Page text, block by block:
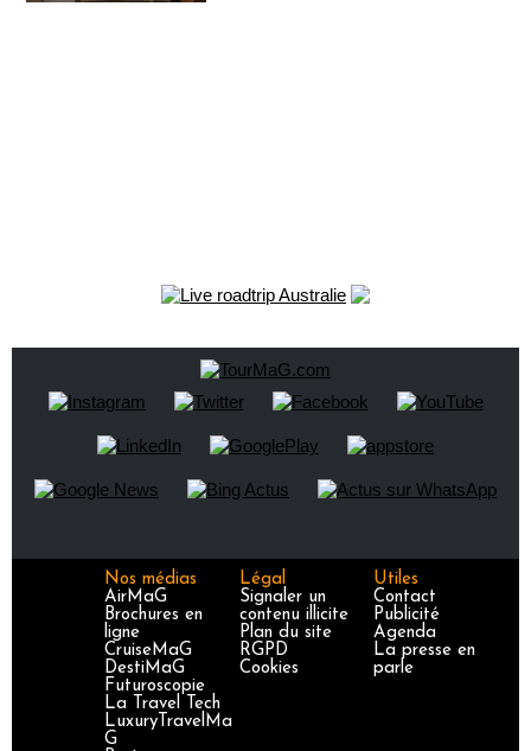
Nos médias
AirMaG
Brochures en
ligne
CruiseMaG
DestiMaG
Futuroscopie
La Travel Tech
LuxuryTravelMa
G
Légal
Signaler un
contenu illicite
Plan du site
RGPD
Cookies
Utiles
Contact
Publicité
Agenda
La presse en
parle